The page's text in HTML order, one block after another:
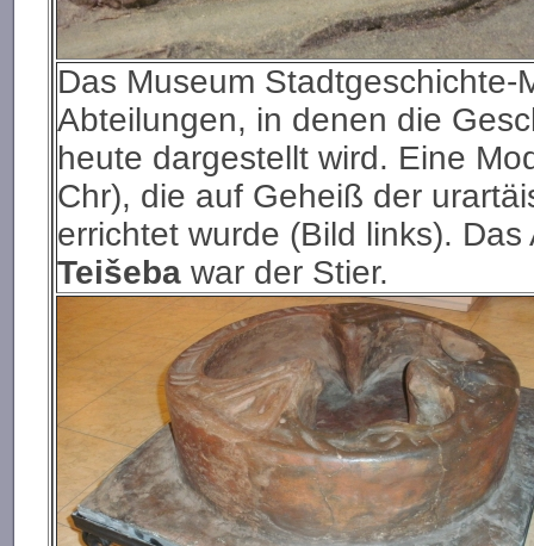
Das Museum
Abteilungen, in denen die
heute dargestellt wird. Eine
Chr), die auf Geheiß der
errichtet wurde (Bild links).
Teišeba war der Stier.